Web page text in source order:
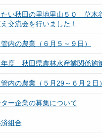
たい秋田の里地里山５０」草木
交流会を行いました！
内の農業（６月５～９日）
年度 秋田県農林水産業関係施
内の農業（５月29～６月２日）
ー企業の募集について
組合